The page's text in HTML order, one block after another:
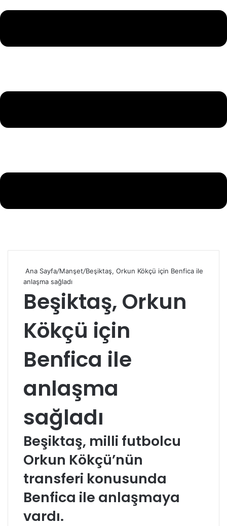
Ana Sayfa/Manşet/Beşiktaş, Orkun Kökçü için Benfica ile
anlaşma sağladı
Beşiktaş, Orkun
Kökçü için
Benfica ile
anlaşma
sağladı
Beşiktaş, milli futbolcu
Orkun Kökçü’nün
transferi konusunda
Benfica ile anlaşmaya
vardı.